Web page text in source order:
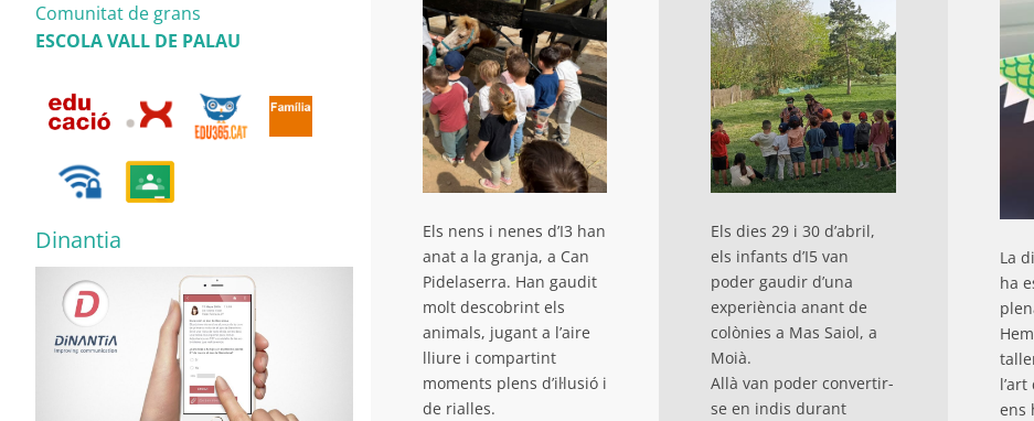
Els nens i nenes d’I3 han
anat a la granja, a Can
Pidelaserra. Han gaudit
molt descobrint els
animals, jugant a l’aire
lliure i compartint
moments plens d’il·lusió i
de rialles.
Els dies 29 i 30 d’abril,
els infants d’I5 van
poder gaudir d’una
experiència anant de
colònies a Mas Saiol, a
Moià.
Allà van poder convertir-
se en indis durant
La
ha
ens
Comunitat de grans
ESCOLA VALL DE PALAU
Dinantia